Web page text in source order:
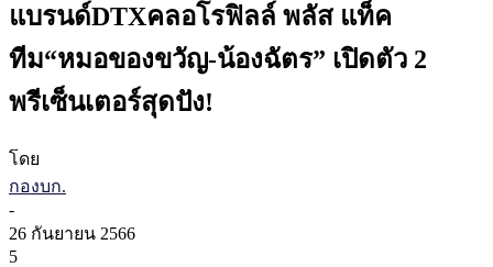
แบรนด์DTXคลอโรฟิลล์ พลัส แท็ค
ทีม“หมอของขวัญ-น้องฉัตร” เปิดตัว 2
พรีเซ็นเตอร์สุดปัง!
โดย
กองบก.
-
26 กันยายน 2566
5